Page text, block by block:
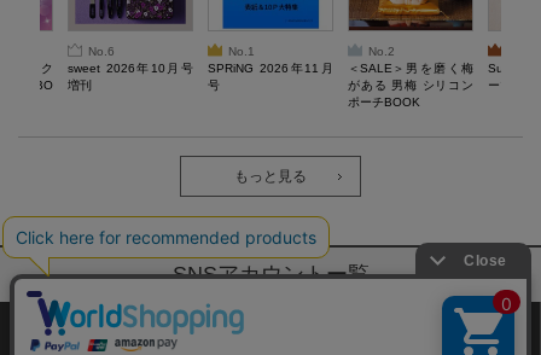
るスク
ぷにBO
No.6
sweet 2026年10月号
増刊
No.1
SPRiNG 2026年11月
号
No.2
＜SALE＞男を磨く梅
がある 男梅 シリコン
ポーチBOOK
ーツチャ
もっと見る
SNSアカウントー覧
サイトマップ